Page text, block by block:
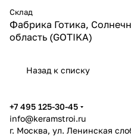
Склад
Фабрика Готика,
область (GOTIKA)
Назад к списку
+7 495 125-30-45
info@keramstroi.ru
г. Москва, ул. Ленинская